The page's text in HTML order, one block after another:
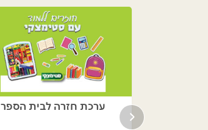
ערכת חזרה לבית הספר